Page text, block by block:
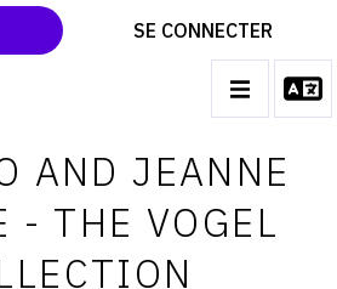
SE CONNECTER
RAISONNÉS
EXPOSITIONS
VERNISSAGES
AND JEANNE
- THE VOGEL